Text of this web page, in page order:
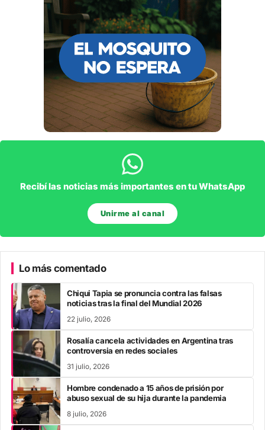
Recibí las noticias más importantes en tu WhatsApp
Unirme al canal
Lo más comentado
Chiqui Tapia se pronuncia contra las falsas
noticias tras la final del Mundial 2026
22 julio, 2026
Rosalía cancela actividades en Argentina tras
controversia en redes sociales
31 julio, 2026
Hombre condenado a 15 años de prisión por
abuso sexual de su hija durante la pandemia
8 julio, 2026